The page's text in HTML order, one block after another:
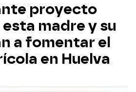
proyecto
madre y su
a fomentar el
en Huelva